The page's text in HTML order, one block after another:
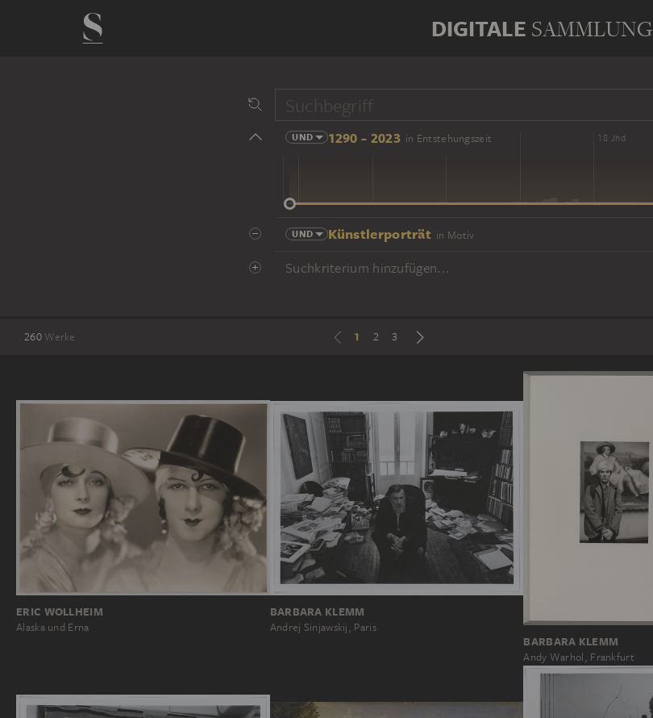
DIGITALE SAMMLUNG
UND 1290 - 2023 in Entstehungszeit
14 Jhd 16 Jhd 18 Jhd
UND Künstlerporträt in Motiv
Suchkriterium hinzufügen...
260Werke 1 2 3
ERIC WOLLHEIM
Alaska und Erna
BARBARA KLEMM
Andrej Sinjawskij, Paris
BARBARA KLEMM
Andy Warhol, Frankfurt